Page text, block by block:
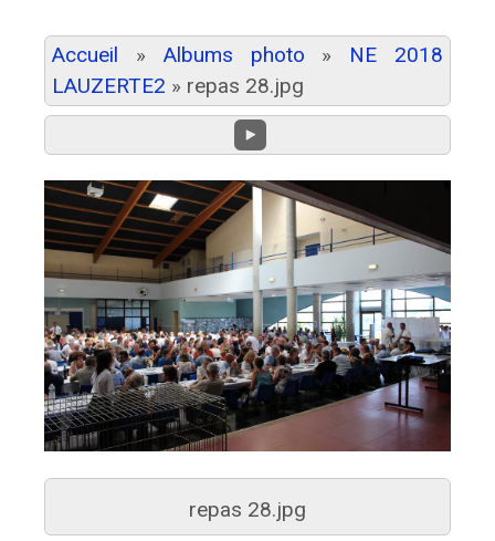
Accueil » Albums photo » NE 2018
LAUZERTE2 » repas 28.jpg
repas 28.jpg